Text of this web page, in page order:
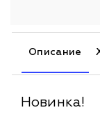
Описание
Новинка!